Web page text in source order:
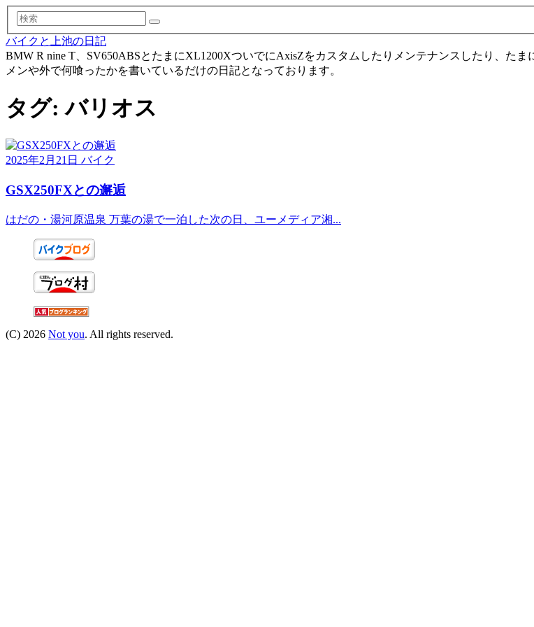
検
索
バイクと上池の日記
BMW R nine T、SV650ABSとたまにXL1200XついでにAxisZをカスタムしたりメンテナンスしたり、た
メンや外で何喰ったかを書いているだけの日記となっております。
タグ:バリオス
2025年2月21日 バイク
GSX250FXとの邂逅
はだの・湯河原温泉 万葉の湯で一泊した次の日、ユーメディア湘...
(C) 2026 Not you. All rights reserved.